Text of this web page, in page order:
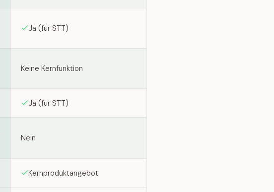
Ja (für STT)
Keine Kernfunktion
Ja (für STT)
Nein
Kernproduktangebot